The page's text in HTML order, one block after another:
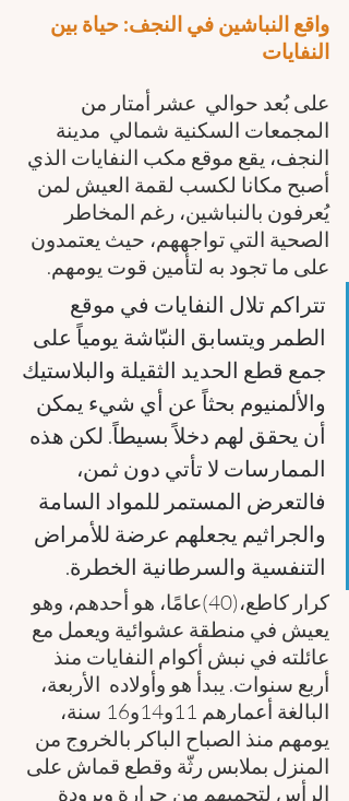
واقع النباشين في النجف: حياة بين
النفايات
على بُعد حوالي  عشر أمتار من
المجمعات السكنية شمالي  مدينة
النجف، يقع موقع مكب النفايات الذي
أصبح مكانا لكسب لقمة العيش لمن
يُعرفون بالنباشين، رغم المخاطر
الصحية التي تواجههم، حيث يعتمدون
على ما تجود به لتأمين قوت يومهم.
تتراكم تلال النفايات في موقع
الطمر ويتسابق النبّاشة يومياً على
جمع قطع الحديد الثقيلة والبلاستيك
والألمنيوم بحثاً عن أي شيء يمكن
أن يحقق لهم دخلاً بسيطاً. لكن هذه
الممارسات لا تأتي دون ثمن،
فالتعرض المستمر للمواد السامة
والجراثيم يجعلهم عرضة للأمراض
التنفسية والسرطانية الخطرة.
كرار كاطع،(40)عامًا، هو أحدهم، وهو
يعيش في منطقة عشوائية ويعمل مع
عائلته في نبش أكوام النفايات منذ
أربع سنوات. يبدأ هو وأولاده  الأربعة،
البالغة أعمارهم 11و14و16 سنة،
يومهم منذ الصباح الباكر بالخروج من
المنزل بملابس رثّة وقطع قماش على
الرأس لتحميهم من حرارة وبرودة